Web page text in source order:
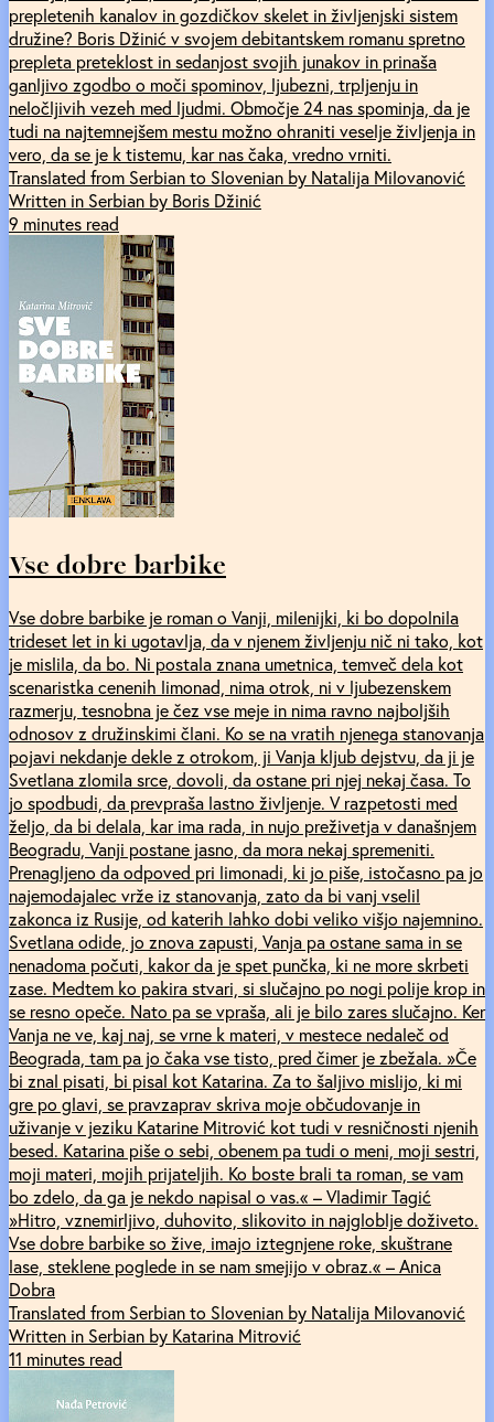
prepletenih kanalov in gozdičkov skelet in življenjski sistem
družine? Boris Džinić v svojem debitantskem romanu spretno
prepleta preteklost in sedanjost svojih junakov in prinaša
ganljivo zgodbo o moči spominov, ljubezni, trpljenju in
neločljivih vezeh med ljudmi. Območje 24 nas spominja, da je
tudi na najtemnejšem mestu možno ohraniti veselje življenja in
vero, da se je k tistemu, kar nas čaka, vredno vrniti.
Translated from Serbian to Slovenian by Natalija Milovanović
Written in Serbian by Boris Džinić
9 minutes read
Vse dobre barbike
Vse dobre barbike je roman o Vanji, milenijki, ki bo dopolnila
trideset let in ki ugotavlja, da v njenem življenju nič ni tako, kot
je mislila, da bo. Ni postala znana umetnica, temveč dela kot
scenaristka cenenih limonad, nima otrok, ni v ljubezenskem
razmerju, tesnobna je čez vse meje in nima ravno najboljših
odnosov z družinskimi člani. Ko se na vratih njenega stanovanja
pojavi nekdanje dekle z otrokom, ji Vanja kljub dejstvu, da ji je
Svetlana zlomila srce, dovoli, da ostane pri njej nekaj časa. To
jo spodbudi, da prevpraša lastno življenje. V razpetosti med
željo, da bi delala, kar ima rada, in nujo preživetja v današnjem
Beogradu, Vanji postane jasno, da mora nekaj spremeniti.
Prenagljeno da odpoved pri limonadi, ki jo piše, istočasno pa jo
najemodajalec vrže iz stanovanja, zato da bi vanj vselil
zakonca iz Rusije, od katerih lahko dobi veliko višjo najemnino.
Svetlana odide, jo znova zapusti, Vanja pa ostane sama in se
nenadoma počuti, kakor da je spet punčka, ki ne more skrbeti
zase. Medtem ko pakira stvari, si slučajno po nogi polije krop in
se resno opeče. Nato pa se vpraša, ali je bilo zares slučajno. Ker
Vanja ne ve, kaj naj, se vrne k materi, v mestece nedaleč od
Beograda, tam pa jo čaka vse tisto, pred čimer je zbežala. »Če
bi znal pisati, bi pisal kot Katarina. Za to šaljivo mislijo, ki mi
gre po glavi, se pravzaprav skriva moje občudovanje in
uživanje v jeziku Katarine Mitrović kot tudi v resničnosti njenih
besed. Katarina piše o sebi, obenem pa tudi o meni, moji sestri,
moji materi, mojih prijateljih. Ko boste brali ta roman, se vam
bo zdelo, da ga je nekdo napisal o vas.« – Vladimir Tagić
»Hitro, vznemirljivo, duhovito, slikovito in najgloblje doživeto.
Vse dobre barbike so žive, imajo iztegnjene roke, skuštrane
lase, steklene poglede in se nam smejijo v obraz.« – Anica
Dobra
Translated from Serbian to Slovenian by Natalija Milovanović
Written in Serbian by Katarina Mitrović
11 minutes read